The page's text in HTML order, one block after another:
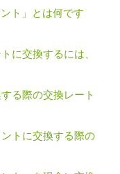
ト」とは何です
に交換するには、
る際の交換レート
トに交換する際の